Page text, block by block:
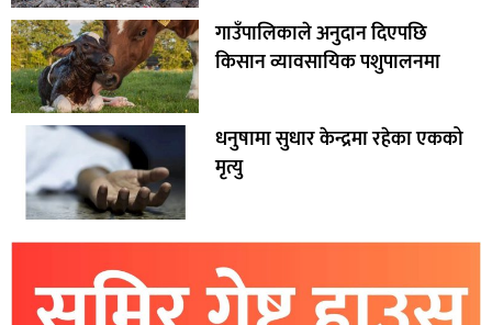
गाउँपालिकाले अनुदान दिएपछि
किसान व्यावसायिक पशुपालनमा
धनुषामा सुधार केन्द्रमा रहेका एकको
मृत्यु